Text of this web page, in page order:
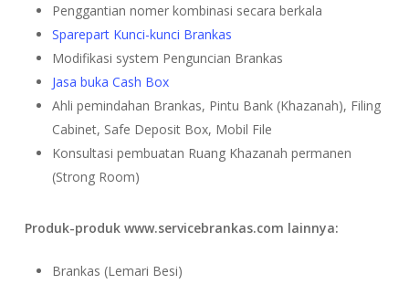
Penggantian nomer kombinasi secara berkala
Sparepart Kunci-kunci Brankas
Modifikasi system Penguncian Brankas
Jasa buka Cash Box
Ahli pemindahan Brankas, Pintu Bank (Khazanah), Filing
Cabinet, Safe Deposit Box, Mobil File
Konsultasi pembuatan Ruang Khazanah permanen
(Strong Room)
Produk-produk www.servicebrankas.com lainnya:
Brankas (Lemari Besi)